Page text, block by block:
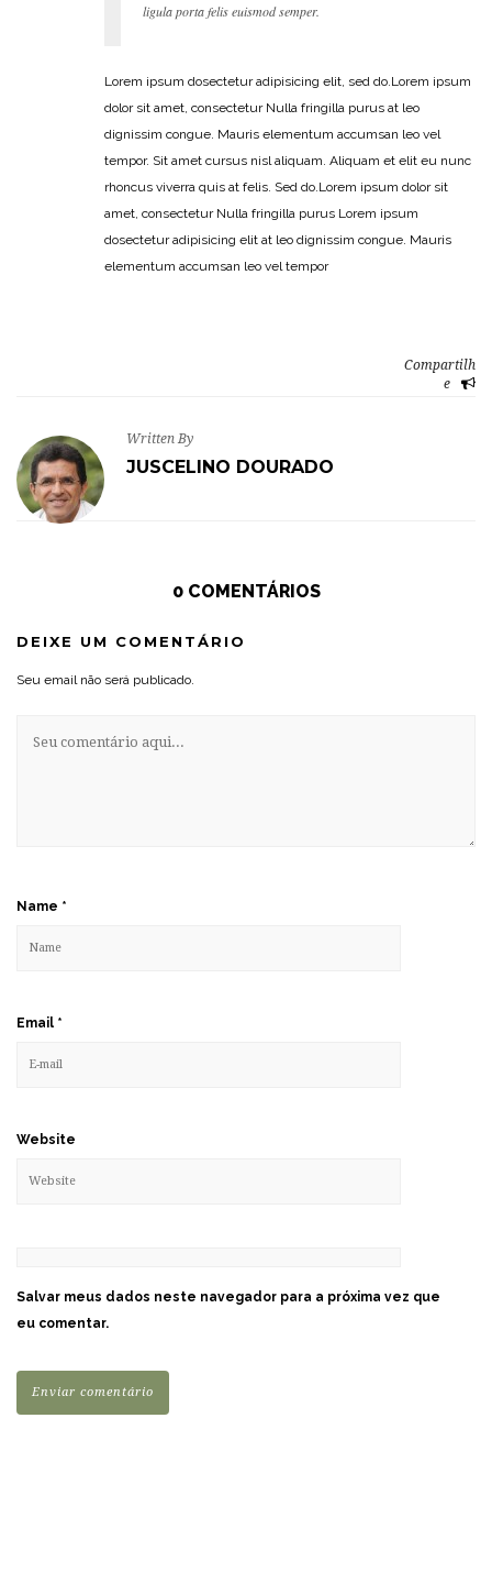
ligula porta felis euismod semper.
Lorem ipsum dosectetur adipisicing elit, sed do.Lorem ipsum
dolor sit amet, consectetur Nulla fringilla purus at leo
dignissim congue. Mauris elementum accumsan leo vel
tempor. Sit amet cursus nisl aliquam. Aliquam et elit eu nunc
rhoncus viverra quis at felis. Sed do.Lorem ipsum dolor sit
amet, consectetur Nulla fringilla purus Lorem ipsum
dosectetur adipisicing elit at leo dignissim congue. Mauris
elementum accumsan leo vel tempor
Compartilh
e
Written By
JUSCELINO DOURADO
0 COMENTÁRIOS
DEIXE UM COMENTÁRIO
Seu email não será publicado.
Name *
Email *
Website
Salvar meus dados neste navegador para a próxima vez que
eu comentar.